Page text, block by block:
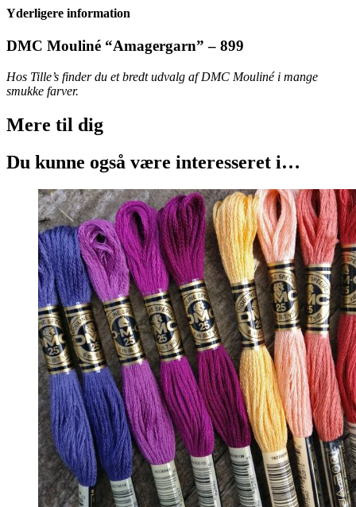
899
Yderligere information
DMC Mouliné “Amagergarn” – 899
Hos Tille’s finder du et bredt udvalg af DMC Mouliné i mange
smukke farver.
Mere til dig
Du kunne også være interesseret i…